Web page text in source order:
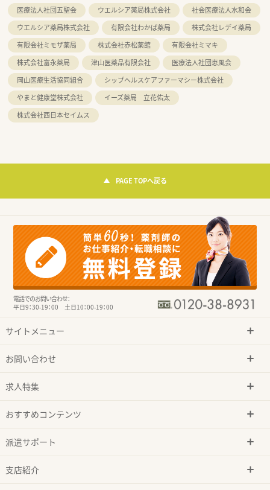
医療法人社団五聖会
ウエルシア薬局株式会社
社会医療法人水和会
ウエルシア薬局株式会社
有限会社わかば薬局
株式会社レデイ薬局
有限会社ミモザ薬局
株式会社赤松薬館
有限会社ミマキ
株式会社富永薬局
津山医薬品有限会社
医療法人社団恵風会
岡山医療生活協同組合
シップヘルスケアファーマシー株式会社
やまと健康堂株式会社
イーズ薬局 立花佑太
株式会社西日本セイムス
PAGE TOPへ戻る
電話でのお問い合わせ：
平日9：30-19：00 土日10：00-19：00
サイトメニュー
お問い合わせ
求人特集
おすすめコンテンツ
派遣サポート
支店紹介